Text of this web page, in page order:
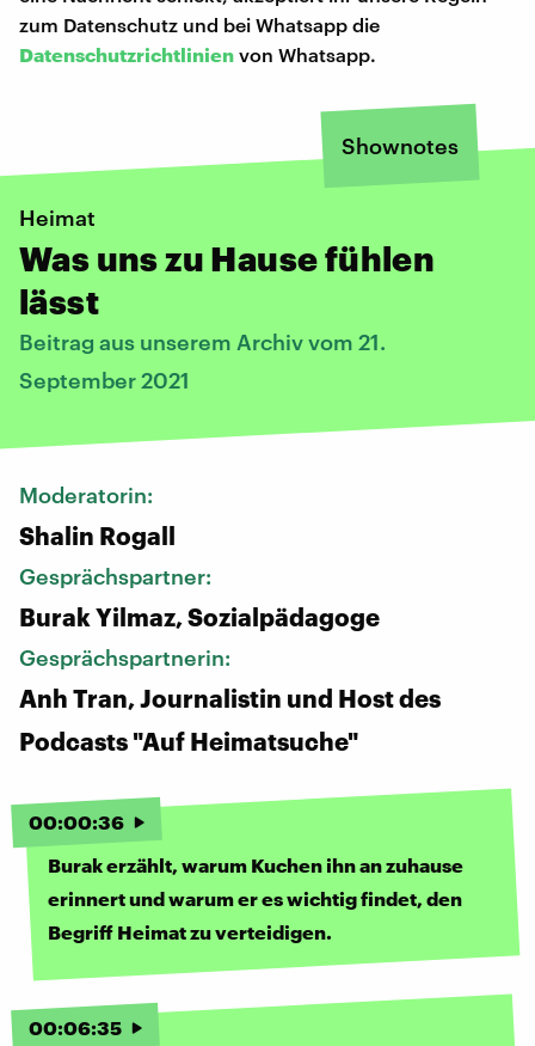
zum Datenschutz und bei Whatsapp die
Datenschutzrichtlinien von Whatsapp.
Shownotes
Heimat
Was uns zu Hause fühlen
lässt
Beitrag aus unserem Archiv vom 21.
September 2021
Moderatorin:
Shalin Rogall
Gesprächspartner:
Burak Yilmaz, Sozialpädagoge
Gesprächspartnerin:
Anh Tran, Journalistin und Host des
Podcasts "Auf Heimatsuche"
00:00:36
Burak erzählt, warum Kuchen ihn an zuhause
erinnert und warum er es wichtig findet, den
Begriff Heimat zu verteidigen.
00:06:35